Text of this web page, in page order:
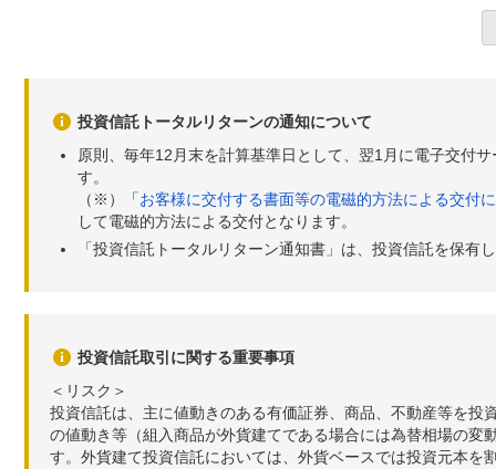
投資信託トータルリターンの通知について
原則、毎年12月末を計算基準日として、翌1月に電子交付
す。
（※）「お客様に交付する書面等の電磁的方法による交付
して電磁的方法による交付となります。
「投資信託トータルリターン通知書」は、投資信託を保有
投資信託取引に関する重要事項
＜リスク＞
投資信託は、主に値動きのある有価証券、商品、不動産等を
の値動き等（組入商品が外貨建てである場合には為替相場の
す。外貨建て投資信託においては、外貨ベースでは投資元本